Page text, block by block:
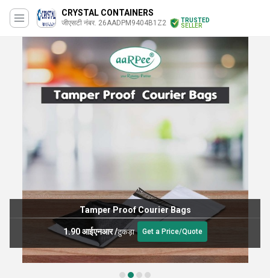
CRYSTAL CONTAINERS
जीएसटी नंबर. 26AADPM9404B1Z2
TRUSTED
SELLER
Tamper Proof Courier Bags
1.90 आईएनआर/टुकड़ा Get a Price/Quote